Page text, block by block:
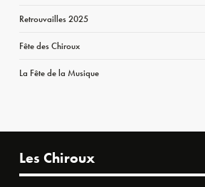
Retrouvailles 2025
Fête des Chiroux
La Fête de la Musique
Les Chiroux